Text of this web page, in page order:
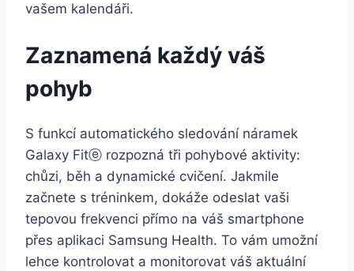
vašem kalendáři.
Zaznamená každý váš
pohyb
S funkcí automatického sledování náramek
Galaxy Fitⓔ rozpozná tři pohybové aktivity:
chůzi, běh a dynamické cvičení. Jakmile
začnete s tréninkem, dokáže odeslat vaši
tepovou frekvenci přímo na váš smartphone
přes aplikaci Samsung Health. To vám umožní
lehce kontrolovat a monitorovat váš aktuální